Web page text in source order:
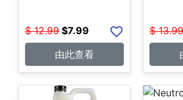
$ 12.99 $7.99
由此查看
$ 13.99